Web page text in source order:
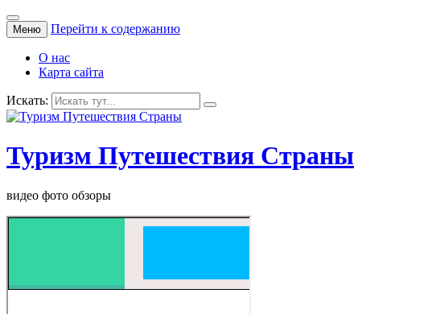
Меню Перейти к содержанию
О нас
Карта сайта
Искать:
Туризм Путешествия Страны
видео фото обзоры